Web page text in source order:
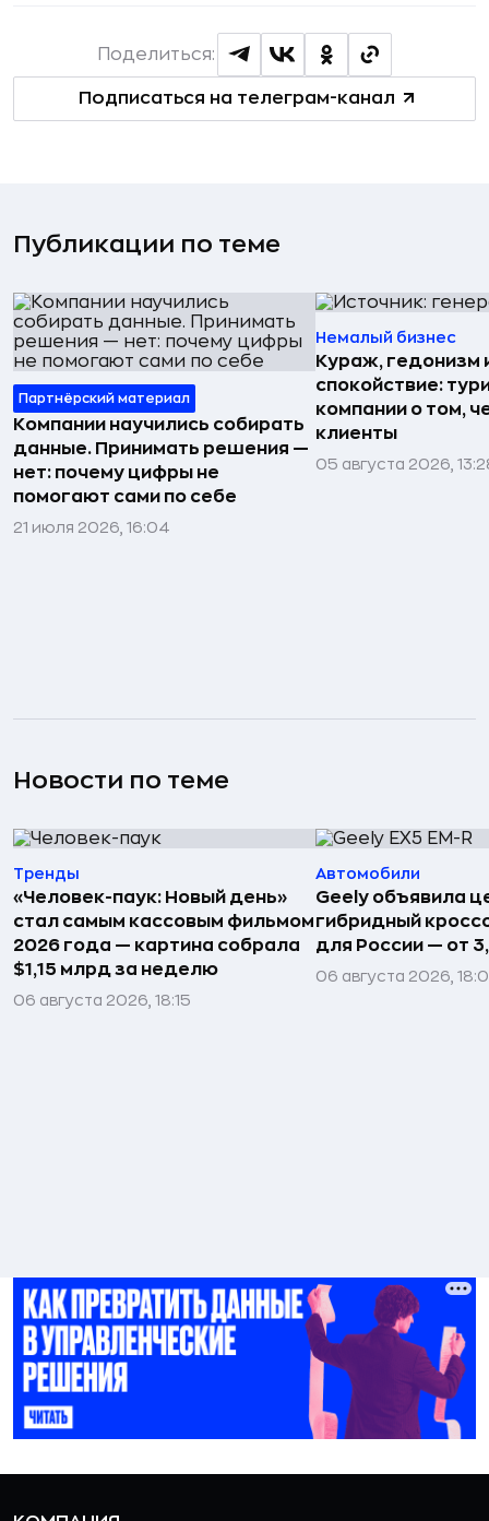
Подписаться на телеграм-канал
Поделиться:
Публикации по теме
Партнёрский материал
Компании научились собирать
данные. Принимать решения —
нет: почему цифры не
помогают сами по себе
21 июля 2026, 16:04
Немалый бизнес
Кураж, гедонизм
спокойствие:
компании о том,
клиенты
05 августа 2026,
Новости по теме
Тренды
«Человек-паук: Новый день»
стал самым кассовым фильмом
2026 года — картина собрала
$1,15 млрд за неделю
06 августа 2026, 18:15
Автомобили
Geely объявила
гибридный
для России — от
06 августа 2026,